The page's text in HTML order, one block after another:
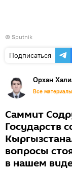
© Sputnik
Подписаться
Орхан
Все материалы
Саммит
Государств
вопросы
в нашем